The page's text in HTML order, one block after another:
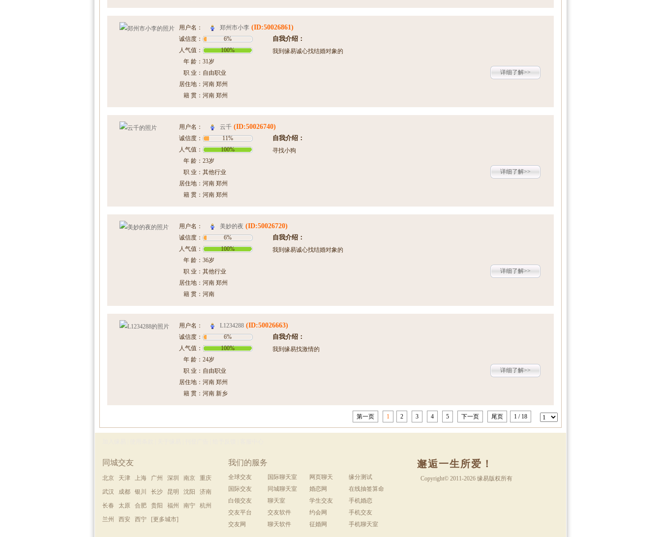
用户名： 郑州市小李 (ID:50026861)
诚信度：
6%
人气值：
100%
年 龄： 31岁
职 业： 自由职业
居住地： 河南 郑州
籍 贯： 河南 郑州
自我介绍：
我到缘易诚心找结婚对象的
详细了解>>
用户名： 云千 (ID:50026740)
诚信度：
11%
人气值：
100%
年 龄： 23岁
职 业： 其他行业
居住地： 河南 郑州
籍 贯： 河南 郑州
自我介绍：
寻找小狗
详细了解>>
用户名： 美妙的夜 (ID:50026720)
诚信度：
6%
人气值：
100%
年 龄： 36岁
职 业： 其他行业
居住地： 河南 郑州
籍 贯： 河南
自我介绍：
我到缘易诚心找结婚对象的
详细了解>>
用户名： L1234288 (ID:50026663)
诚信度：
6%
人气值：
100%
年 龄： 24岁
职 业： 自由职业
居住地： 河南 郑州
籍 贯： 河南 新乡
自我介绍：
我到缘易找激情的
详细了解>>
第一页 1 2 3 4 5 下一页 尾页 1 / 18
同城交友
北京 天津 上海 广州 深圳 南京
重庆
武汉
成都 银川 长沙 昆明 沈阳
济南
长春
太原 合肥 贵阳 福州 南宁
杭州
兰州
西安 西宁 [更多城市]
我们的服务
全球交友
国际交友
白领交友
交友平台
交友网
国际聊天室
同城聊天室
聊天室
交友软件
聊天软件
网页聊天
婚恋网
学生交友
约会网
征婚网
缘分测试
在线抽签算命
手机婚恋
手机交友
手机聊天室
邂逅一生所爱！
Copyright© 2011-2026 缘易版权所有